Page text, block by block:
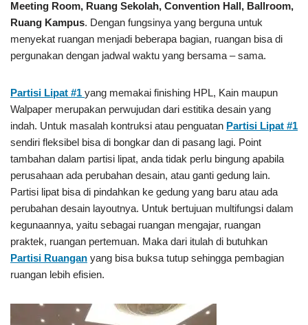
Meeting Room, Ruang Sekolah, Convention Hall, Ballroom,
Ruang Kampus. Dengan fungsinya yang berguna untuk
menyekat ruangan menjadi beberapa bagian, ruangan bisa di
pergunakan dengan jadwal waktu yang bersama – sama.
Partisi Lipat #1 yang memakai finishing HPL, Kain maupun
Walpaper merupakan perwujudan dari estitika desain yang
indah. Untuk masalah kontruksi atau penguatan Partisi Lipat #1
sendiri fleksibel bisa di bongkar dan di pasang lagi. Point
tambahan dalam partisi lipat, anda tidak perlu bingung apabila
perusahaan ada perubahan desain, atau ganti gedung lain.
Partisi lipat bisa di pindahkan ke gedung yang baru atau ada
perubahan desain layoutnya. Untuk bertujuan multifungsi dalam
kegunaannya, yaitu sebagai ruangan mengajar, ruangan
praktek, ruangan pertemuan. Maka dari itulah di butuhkan
Partisi Ruangan yang bisa buksa tutup sehingga pembagian
ruangan lebih efisien.